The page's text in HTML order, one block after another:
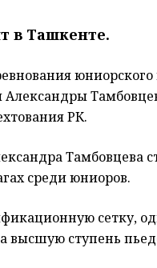
в Ташкенте.
Александры
РК.
Тамбовцева
среди юниоров.
сетку,
высшую ступень